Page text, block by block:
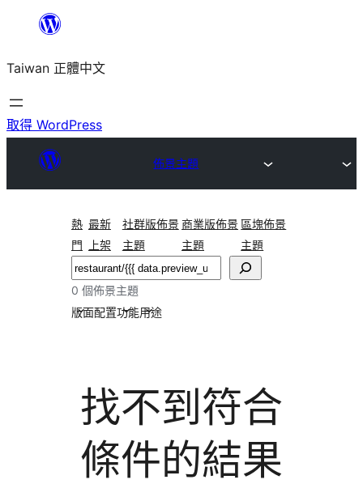
主
要
內
Taiwan 正體中文
取得 WordPress
佈景主題
熱
門
最新
上架
社群版佈景
主題
商業版佈景
主題
區塊佈景
主題
搜
尋
0 個佈景主題
版面配置功能用途
找不到符合
條件的結果